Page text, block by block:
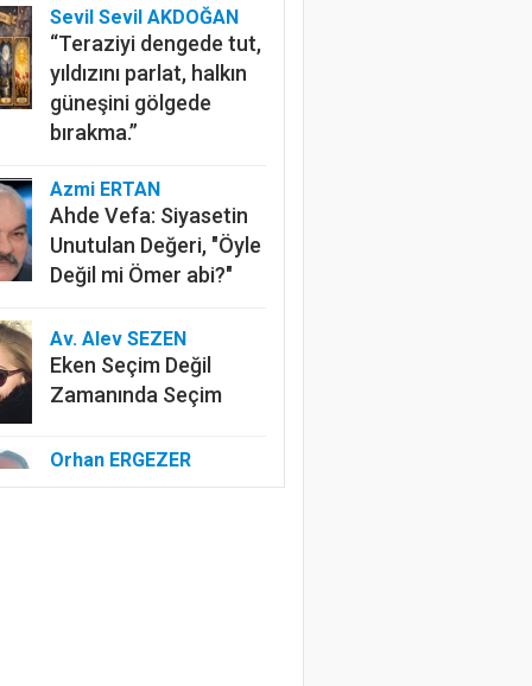
Sevil Sevil AKDOĞAN
“Teraziyi dengede tut,
yıldızını parlat, halkın
güneşini gölgede
bırakma.”
Azmi ERTAN
Ahde Vefa: Siyasetin
Unutulan Değeri, "Öyle
Değil mi Ömer abi?"
Av. Alev SEZEN
Eken Seçim Değil
Zamanında Seçim
Orhan ERGEZER
Kelimelerle Başlayan